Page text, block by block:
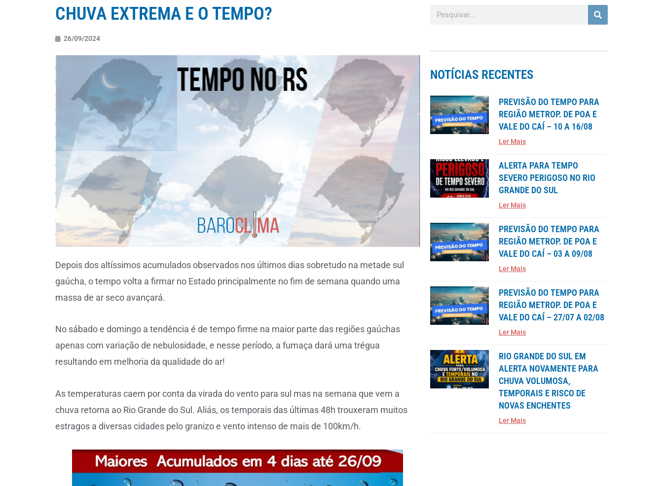
CHUVA EXTREMA E O TEMPO?
26/09/2024
Depois dos altíssimos acumulados observados nos últimos dias sobretudo na metade sul
gaúcha, o tempo volta a firmar no Estado principalmente no fim de semana quando uma
massa de ar seco avançará.
No sábado e domingo a tendência é de tempo firme na maior parte das regiões gaúchas
apenas com variação de nebulosidade, e nesse período, a fumaça dará uma trégua
resultando em melhoria da qualidade do ar!
As temperaturas caem por conta da virada do vento para sul mas na semana que vem a
chuva retorna ao Rio Grande do Sul. Aliás, os temporais das últimas 48h trouxeram muitos
estragos a diversas cidades pelo granizo e vento intenso de mais de 100km/h.
NOTÍCIAS RECENTES
PREVISÃO DO TEMPO PARA
REGIÃO METROP. DE POA E
VALE DO CAÍ – 10 A 16/08
Ler Mais
ALERTA PARA TEMPO
SEVERO PERIGOSO NO RIO
GRANDE DO SUL
Ler Mais
PREVISÃO DO TEMPO PARA
REGIÃO METROP. DE POA E
VALE DO CAÍ – 03 A 09/08
Ler Mais
PREVISÃO DO TEMPO PARA
REGIÃO METROP. DE POA E
VALE DO CAÍ – 27/07 A 02/08
Ler Mais
RIO GRANDE DO SUL EM
ALERTA NOVAMENTE PARA
CHUVA VOLUMOSA,
TEMPORAIS E RISCO DE
NOVAS ENCHENTES
Ler Mais